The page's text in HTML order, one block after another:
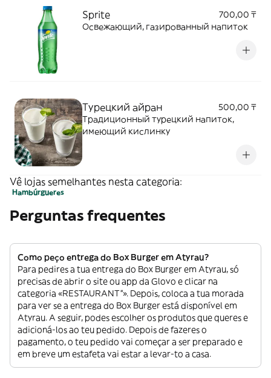
Sprite
700,00 ₸
Освежающий, газированный напиток
Турецкий айран
500,00 ₸
Традиционный турецкий напиток,
имеющий кислинку
Vê lojas semelhantes nesta categoria:
Hambúrgueres
Perguntas frequentes
Como peço entrega do Box Burger em Atyrau?
Para pedires a tua entrega do Box Burger em Atyrau, só
precisas de abrir o site ou app da Glovo e clicar na
categoria «RESTAURANT”». Depois, coloca a tua morada
para ver se a entrega do Box Burger está disponível em
Atyrau. A seguir, podes escolher os produtos que queres e
adicioná-los ao teu pedido. Depois de fazeres o
pagamento, o teu pedido vai começar a ser preparado e
em breve um estafeta vai estar a levar-to a casa.